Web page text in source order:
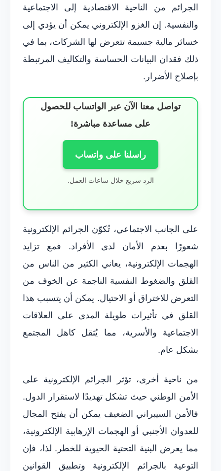
الجرائم من الناحية الاقتصادية إلى الاجتماعية
والنفسية. إن الغزو الإلكتروني يمكن أن يؤدي إلى
خسائر مالية جسيمة تتعرض لها الشركات، بما في
ذلك فقدان البيانات الحساسة والتكاليف المرتبطة
بإصلاح الأضرار.
تواصل معنا الآن عبر الواتساب للحصول
على مساعدة مباشرة!
راسلنا على واتساب
الرد سريع خلال ساعات العمل.
على الجانب الاجتماعي، تُكوّن الجرائم الإلكترونية
شعورًا بعدم الأمان لدى الأفراد. فمع تزايد
الهجمات الإلكترونية، يعاني الكثير من الناس من
القلق والضغوط النفسية الناجمة عن الخوف من
التعرض للاختراق أو الاحتيال. يمكن أن يتسبب هذا
القلق في تأثيرات طويلة المدى على العلاقات
الاجتماعية والأسرية، مما يُثقل كاهل المجتمع
بشكل عام.
من ناحية أخرى، تؤثر الجرائم الإلكترونية على
الأمن الوطني حيث تشكل تهديدًا لاستقرار الدول.
فالأمن السيبراني الضعيف يمكن أن يفتح المجال
للعدوان الأجنبي أو الهجمات الإرهابية الإلكترونية،
مما يعرض البنية التحتية الحيوية للخطر. لذا، فإن
التوعية بالجرائم الإلكترونية وتطبيق القوانين